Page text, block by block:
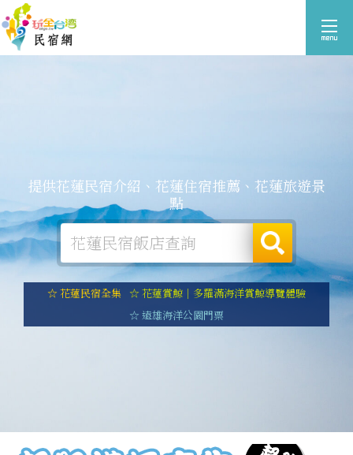
提供花蓮民宿介紹、花蓮住宿推薦、花蓮旅遊景
點
☆ 花蓮民宿全集 ☆ 花蓮賞鯨｜多羅滿海洋賞鯨導覽體驗
☆ 遠雄海洋公園門票